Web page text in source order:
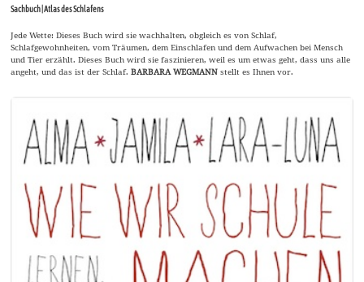
Sachbuch | Atlas des Schlafens
Jede Wette: Dieses Buch wird sie wachhalten, obgleich es von Schlaf,
Schlafgewohnheiten, vom Träumen, dem Einschlafen und dem Aufwachen bei Mensch
und Tier erzählt. Dieses Buch wird sie faszinieren, weil es um etwas geht, dass uns alle
angeht, und das ist der Schlaf.BARBARA WEGMANNstellt es Ihnen vor.